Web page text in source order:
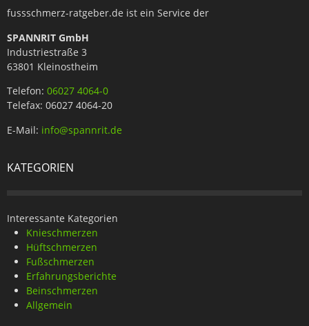
fussschmerz-ratgeber.de ist ein Service der
SPANNRIT GmbH
Industriestraße 3
63801 Kleinostheim
Telefon: 06027 4064-0
Telefax: 06027 4064-20
E-Mail: info@spannrit.de
KATEGORIEN
Interessante Kategorien
Knieschmerzen
Hüftschmerzen
Fußschmerzen
Erfahrungsberichte
Beinschmerzen
Allgemein